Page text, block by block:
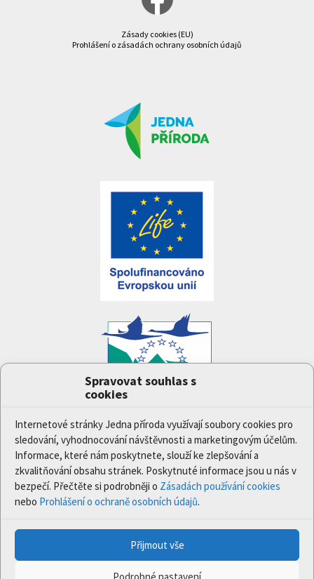
Spravovat souhlas s
cookies
Internetové stránky Jedna příroda využívají soubory cookies pro
sledování, vyhodnocování návštěvnosti a marketingovým účelům.
Informace, které nám poskytnete, slouží ke zlepšování a
zkvalitňování obsahu stránek. Poskytnuté informace jsou u nás v
bezpečí. Přečtěte si podrobněji o Zásadách používání cookies
nebo Prohlášení o ochraně osobních údajů.
Přijmout vše
Podrobné nastavení
Zásady cookies (EU)
Prohlášení o zásadách ochrany osobních údajů
LIFE17/IPE/CZ/000005) byl podpořen z finančního
nástroje Evropské unie LIFE.
Údaje a informace zveřejněné na těchto stránkách
vyjadřují názor či stanovisko pouze Ministerstva
životního prostředí a partnerů projektu. Evropská
komise není odpovědná za jakékoli použití informací
zveřejněných na těchto stránkách.
vyhrazena.